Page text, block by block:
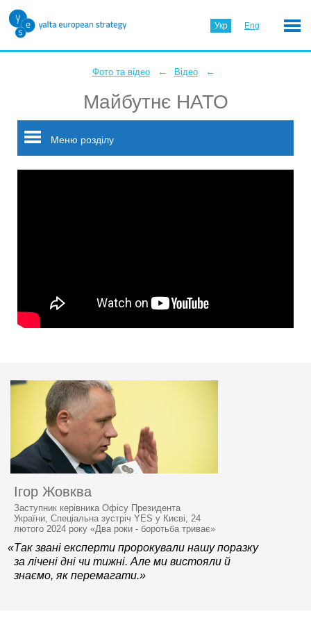
Укр Eng
Фото та відео ← Відео ←
Майбутнє НАТО
Меню розділу
Ігор Жовква
Заступник керівника Офісу Президента
України, Спеціальна зустріч YES у Києві, 24
лютого 2024 року «Два роки - боротьба триває»
«Так звані експерти пророкували нашу поразку
за лічені дні чи тижні. Але ми вистояли й
знаємо, як перемагати.»